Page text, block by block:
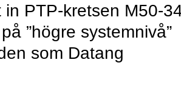
in PTP-kretsen M50-
”högre systemnivå”
som Datang